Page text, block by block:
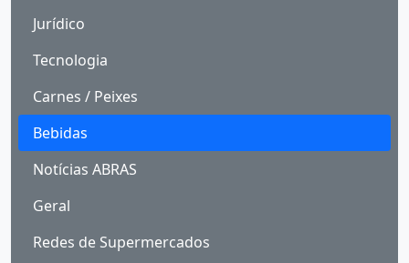
Jurídico
Tecnologia
Carnes / Peixes
Bebidas
Notícias ABRAS
Geral
Redes de Supermercados